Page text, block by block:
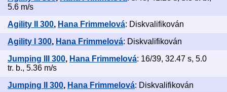
5.6 m/s
Agility II 300, Hana Frimmelová: Diskvalifikován
Agility I 300, Hana Frimmelová: Diskvalifikován
Jumping III 300, Hana Frimmelová: 16/39, 32.47 s, 5.0
tr. b., 5.36 m/s
Jumping II 300, Hana Frimmelová: Diskvalifikován